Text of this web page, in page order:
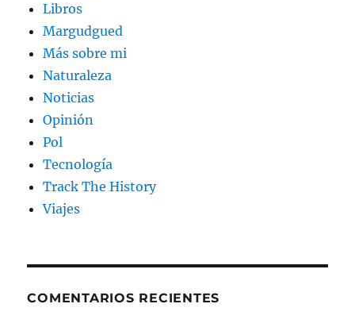
Libros
Margudgued
Más sobre mi
Naturaleza
Noticias
Opinión
Pol
Tecnología
Track The History
Viajes
COMENTARIOS RECIENTES